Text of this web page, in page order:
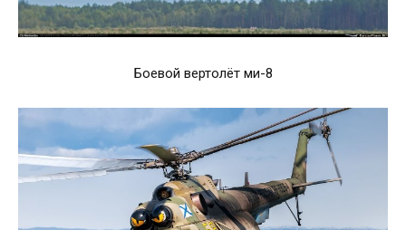
Боевой вертолёт ми-8